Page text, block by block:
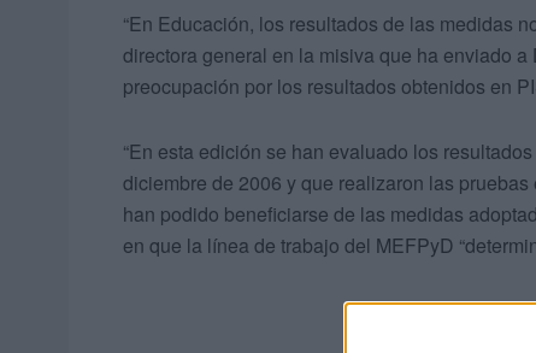
“En Educación, los resultados de las medidas
directora general en la misiva que ha enviado
preocupación por los resultados obtenidos en
“En esta edición se han evaluado los
diciembre de 2006 y que realizaron las
han podido beneficiarse de las medidas
en que la línea de trabajo del MEFPyD